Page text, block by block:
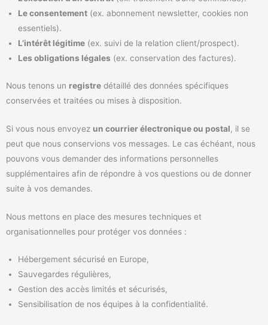
Le consentement (ex. abonnement newsletter, cookies non
essentiels).
L’intérêt légitime (ex. suivi de la relation client/prospect).
Les obligations légales (ex. conservation des factures).
Nous tenons un registre détaillé des données spécifiques
conservées et traitées ou mises à disposition.
Si vous nous envoyez un courrier électronique ou postal, il se
peut que nous conservions vos messages. Le cas échéant, nous
pouvons vous demander des informations personnelles
supplémentaires afin de répondre à vos questions ou de donner
suite à vos demandes.
Nous mettons en place des mesures techniques et
organisationnelles pour protéger vos données :
Hébergement sécurisé en Europe,
Sauvegardes régulières,
Gestion des accès limités et sécurisés,
Sensibilisation de nos équipes à la confidentialité.